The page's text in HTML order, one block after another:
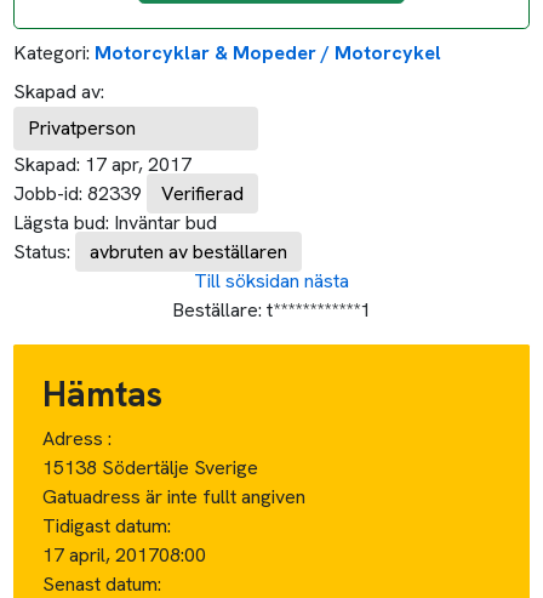
Kategori: Motorcyklar & Mopeder / Motorcykel
Skapad av:
Privatperson
Skapad: 17 apr, 2017
Jobb-id: 82339
Verifierad
Lägsta bud: Inväntar bud
Status:
avbruten av beställaren
Till söksidan nästa
Beställare: t************1
Hämtas
Adress :
15138 Södertälje Sverige
Gatuadress är inte fullt angiven
Tidigast datum:
17 april, 201708:00
Senast datum: